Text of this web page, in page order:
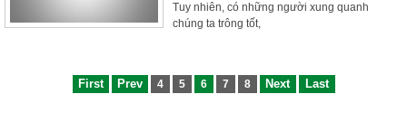
Tuy nhiên, có những người xung quanh
chúng ta trông tốt,
First Prev 4 5 6 7 8 Next Last